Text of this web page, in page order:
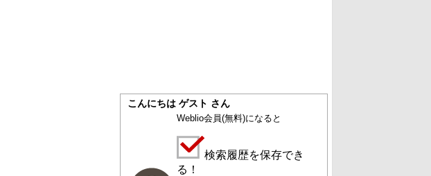
こんにちは ゲスト さん
Weblio会員(無料)になると
検索履歴を保存でき
る！